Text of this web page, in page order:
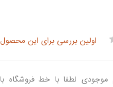
اولین بررسی برای این محصول